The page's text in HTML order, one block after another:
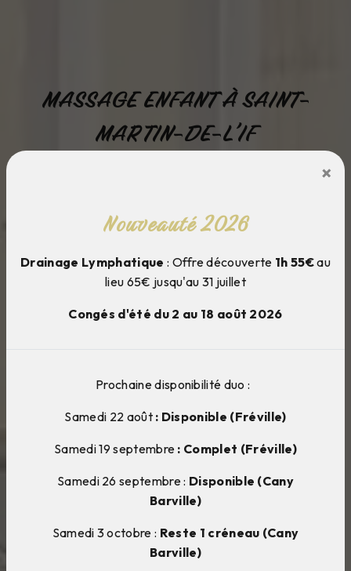
Nouveauté 2026
Drainage Lymphatique : Offre découverte 1h 55€au
lieu 65€ jusqu'au 31 juillet
Congés d'été du 2 au 18 août 2026
×
Prochaine disponibilité duo :
Samedi 22 août: Disponible (Fréville)
Samedi 19 septembre : Complet (Fréville)
Samedi 26 septembre : Disponible (Cany
Barville)
Samedi 3 octobre : Reste 1 créneau (Cany
Barville)
MASSAGE ENFANT À SAINT-
MARTIN-DE-L'IF